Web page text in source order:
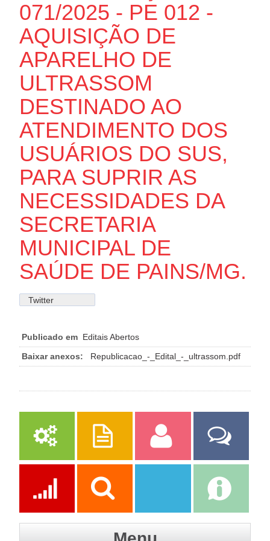
071/2025 - PE 012 -
AQUISIÇÃO DE
APARELHO DE
ULTRASSOM
DESTINADO AO
ATENDIMENTO DOS
USUÁRIOS DO SUS,
PARA SUPRIR AS
NECESSIDADES DA
SECRETARIA
MUNICIPAL DE
SAÚDE DE PAINS/MG.
Twitter
Publicado em Editais Abertos
Baixar anexos:
Republicacao_-_Edital_-_ultrassom.pdf
Serviços Publicações Servidor
Fale Com a
Prefeitura